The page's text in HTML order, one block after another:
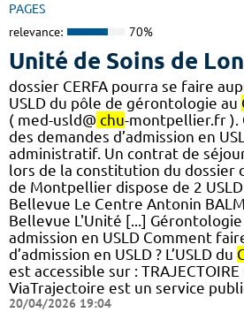
PAGES
relevance: 70%
Unité de Soins de
dossier CERFA pourra se faire
USLD du pôle de gérontologie au
( med-usld@ chu-montpellier.fr ).
des demandes d’admission en
administratif. Un contrat de
lors de la constitution du dossier
de Montpellier dispose de 2
Bellevue Le Centre Antonin
Bellevue L'Unité [...]
admission en USLD Comment
d’admission en USLD ? L’USLD du
est accessible sur : TRAJECTOIRE
ViaTrajectoire est un service
20/04/2026 19:04